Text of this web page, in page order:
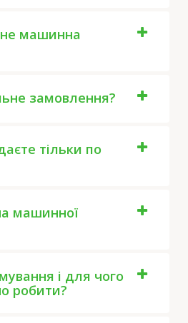
машинна
замовлення?
тільки по
машинної
і для чого
робити?